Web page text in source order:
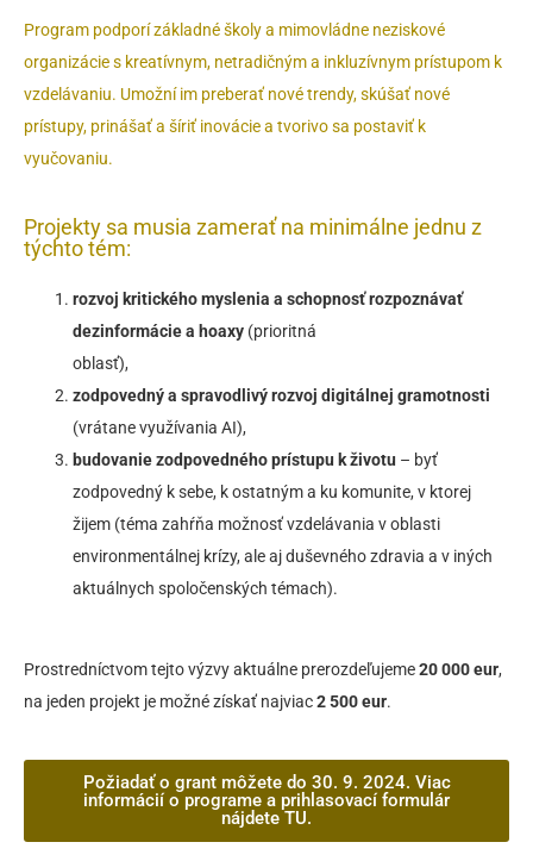
Program podporí základné školy a mimovládne neziskové
organizácie s kreatívnym, netradičným a inkluzívnym prístupom k
vzdelávaniu. Umožní im preberať nové trendy, skúšať nové
prístupy, prinášať a šíriť inovácie a tvorivo sa postaviť k
vyučovaniu.
Projekty sa musia zamerať na minimálne jednu z
týchto tém:
rozvoj kritického myslenia a schopnosť rozpoznávať
dezinformácie a hoaxy (prioritná
oblasť),
zodpovedný a spravodlivý rozvoj digitálnej gramotnosti
(vrátane využívania AI),
budovanie zodpovedného prístupu k životu – byť
zodpovedný k sebe, k ostatným a ku komunite, v ktorej
žijem (téma zahŕňa možnosť vzdelávania v oblasti
environmentálnej krízy, ale aj duševného zdravia a v iných
aktuálnych spoločenských témach).
Prostredníctvom tejto výzvy aktuálne prerozdeľujeme20 000 eur,
na jeden projekt je možné získať najviac2 500 eur.
Požiadať o grant môžete do 30. 9. 2024. Viac
informácií o programe a prihlasovací formulár
nájdete TU.